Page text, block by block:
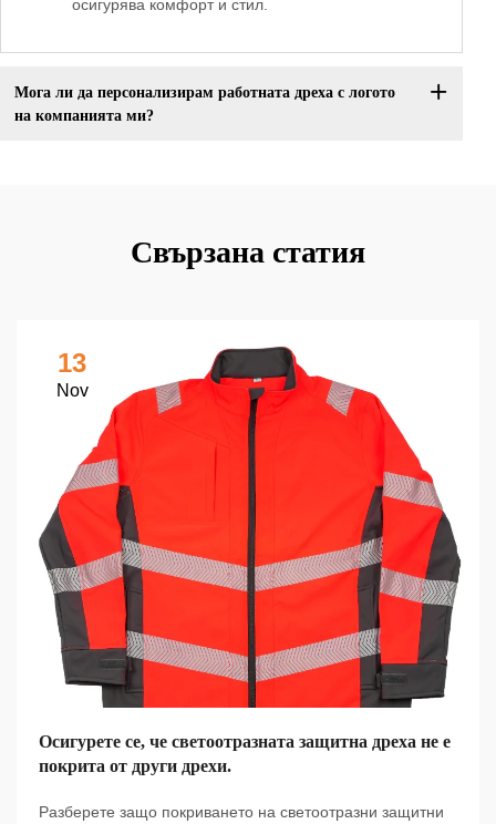
осигурява комфорт и стил.
Мога ли да персонализирам работната дреха с логото
на компанията ми?
Свързана статия
13
Nov
Осигурете се, че светоотразната защитна дреха не е
покрита от други дрехи.
Разберете защо покриването на светоотразни защитни